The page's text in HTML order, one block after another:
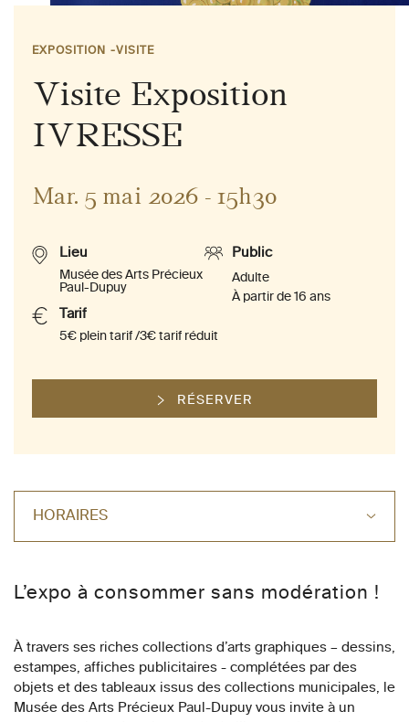
Visite Exposition
IVRESSE
EXPOSITION VISITE
Mar. 5 mai 2026 - 15h30
Lieu
Musée des Arts Précieux
Paul-Dupuy
Public
Adulte
À partir de 16 ans
Tarif
5€ plein tarif /3€ tarif réduit
RÉSERVER
HORAIRES
L’expo à consommer sans modération !
À travers ses riches collections d’arts graphiques – dessins,
estampes, affiches publicitaires - complétées par des
objets et des tableaux issus des collections municipales, le
Musée des Arts Précieux Paul-Dupuy vous invite à un